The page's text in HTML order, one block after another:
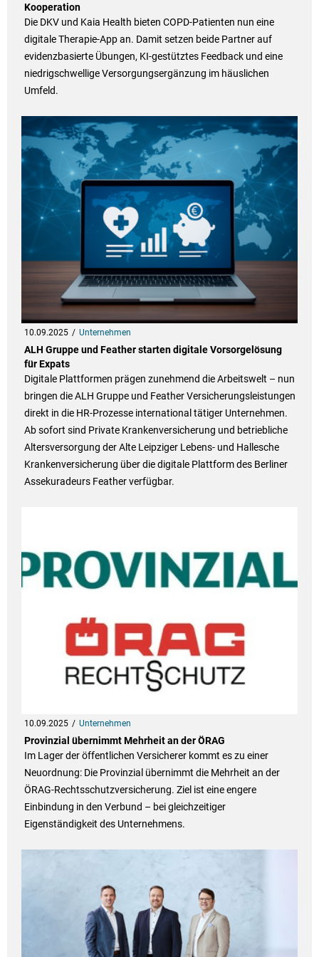
Kooperation
Die DKV und Kaia Health bieten COPD-Patienten nun eine
digitale Therapie-App an. Damit setzen beide Partner auf
evidenzbasierte Übungen, KI-gestütztes Feedback und eine
niedrigschwellige Versorgungsergänzung im häuslichen
Umfeld.
10.09.2025 Unternehmen
ALH Gruppe und Feather starten digitale Vorsorgelösung
für Expats
Digitale Plattformen prägen zunehmend die Arbeitswelt – nun
bringen die ALH Gruppe und Feather Versicherungsleistungen
direkt in die HR-Prozesse international tätiger Unternehmen.
Ab sofort sind Private Krankenversicherung und betriebliche
Altersversorgung der Alte Leipziger Lebens- und Hallesche
Krankenversicherung über die digitale Plattform des Berliner
Assekuradeurs Feather verfügbar.
10.09.2025 Unternehmen
Provinzial übernimmt Mehrheit an der ÖRAG
Im Lager der öffentlichen Versicherer kommt es zu einer
Neuordnung: Die Provinzial übernimmt die Mehrheit an der
ÖRAG-Rechtsschutzversicherung. Ziel ist eine engere
Einbindung in den Verbund – bei gleichzeitiger
Eigenständigkeit des Unternehmens.